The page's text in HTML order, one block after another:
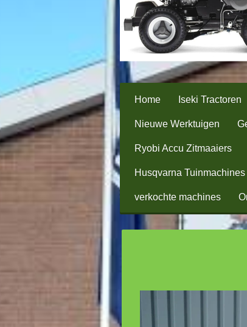
Home Iseki Tractoren
Nieuwe Werktuigen
Ryobi Accu Zitmaaiers
Husqvarna Tuinmachines
verkochte machines